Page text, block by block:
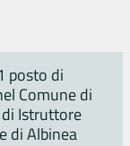
posto di
Comune di
di Istruttore
di Albinea